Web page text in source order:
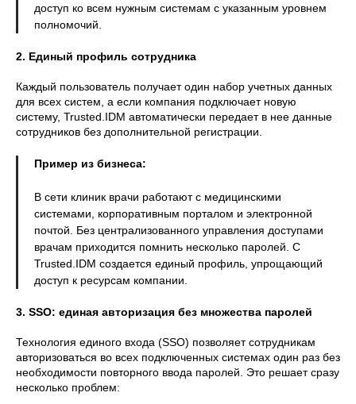
доступ ко всем нужным системам с указанным уровнем
полномочий.
2. Единый профиль сотрудника
Каждый пользователь получает один набор учетных данных
для всех систем, а если компания подключает новую
систему, Trusted.IDM автоматически передает в нее данные
сотрудников без дополнительной регистрации.
Пример из бизнеса:
В сети клиник врачи работают с медицинскими
системами, корпоративным порталом и электронной
почтой. Без централизованного управления доступами
врачам приходится помнить несколько паролей. С
Trusted.IDM создается единый профиль, упрощающий
доступ к ресурсам компании.
3. SSO: единая авторизация без множества паролей
Технология единого входа (SSO) позволяет сотрудникам
авторизоваться во всех подключенных системах один раз без
необходимости повторного ввода паролей. Это решает сразу
несколько проблем: